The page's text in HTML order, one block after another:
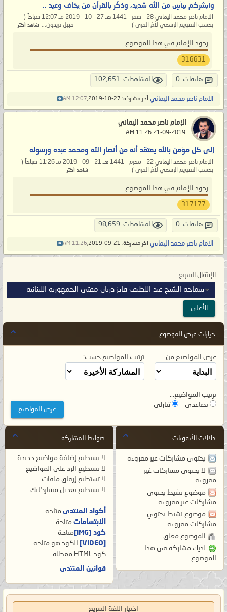
وأبشركم ببأسِ من الله شديد، وذكّر بالقرآن من يخاف وعيد ..
الإمام ناصر محمد اليماني 28 - صفر - 1441 هـ 27 - 10 - 2019 مـ 12:07 صباحاً (
بحسب التقويم الرسمي لأمّ القرى ) __________________ فهل تريدون... شاهد أكثر
ردود الإمام في هذا الموضوع
318831
تعليقات: 0 المشاهدات: 102,651
الإمام ناصر محمد اليماني آخر مشاركة: 27-10-2019, 12:07 AM
الإمام ناصر محمد اليماني
إلى كل مؤمن بالله يعتقد أنه من أنصار الله ومحمد عبده ورسوله
الإمام ناصر محمد اليماني 22 - محرم - 1441 هـ 21 - 09 - 2019 مـ 11:26 صباحاً (
بحسب التقويم الرسمي لأمّ القرى ) _____________
شاهد أكثر
ردود الإمام في هذا الموضوع
317177
تعليقات: 0 المشاهدات: 98,659
الإمام ناصر محمد اليماني آخر مشاركة: 21-09-2019, 11:26 AM
الإنتقال السريع
سماحة الشيخ عبد اللطيف فايز دريان مفتي الجمهورية اللبنانية
الأعلى
خيارات عرض الموضوع
عرض المواضيع من ... ترتيب المواضيع حسب:
ترتيب المواضيع...
تصاعدي
تنازلي
دلالات الأيقونات
يحتوي مشاركات غير مقروءة
لا يحتوي مشاركات غير
مقروءة
موضوع نشيط يحتوي
مشاركات غير مقروءة
موضوع نشيط يحتوي
مشاركات مقروءة
الموضوع مغلق
لديك مشاركة في هذا
الموضوع
ضوابط المشاركة
لا تستطيع إضافة مواضيع جديدة
لا تستطيع الرد على المواضيع
لا تستطيع إرفاق ملفات
لا تستطيع تعديل مشاركاتك
أكواد المنتدى متاحة
الابتسامات متاحة
كود [IMG]
متاحة
[VIDEO]
الكود هو متاحة
كود HTML
معطلة
قوانين المنتدى
اختيار اللغة السريع